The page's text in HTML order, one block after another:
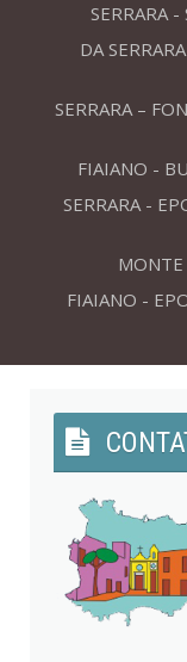
SERRARA
DA
SERRARA –
FIAIANO -
SERRARA -
FIAIANO -